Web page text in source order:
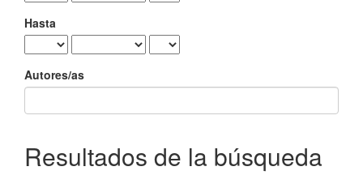
Hasta
Autores/as
Resultados de la búsqueda